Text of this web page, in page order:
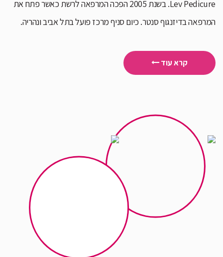
Lev Pedicure. בשנת 2005 הפכה המרפאה לרשת כאשר פתח את
המרפאה בדיזנגוף סנטר. כיום סניף מרכז פועל בתל אביב ונהריה.
קרא עוד